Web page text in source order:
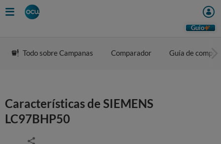
Guio
Todo sobre Campanas Comparador Guía de compra
Características de SIEMENS
LC97BHP50